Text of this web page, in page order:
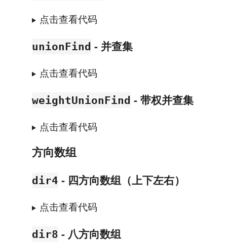
点击查看代码
unionFind - 并查集
点击查看代码
weightUnionFind - 带权并查集
点击查看代码
方向数组
dir4 - 四方向数组（上下左右）
点击查看代码
dir8 - 八方向数组